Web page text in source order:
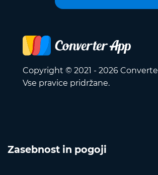
Copyright © 2021 - 2026
Vse pravice pridržane.
Zasebnost in pogoji